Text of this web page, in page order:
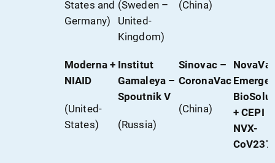
States and
Germany)
(Sweden –
United-
Kingdom)
(China)
Moderna +
NIAID
(United-
States)
Institut
Gamaleya –
Spoutnik V
(Russia)
Sinovac –
CoronaVac
(China)
+ CEPI –
NVX-